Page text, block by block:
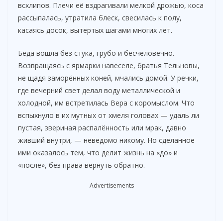
всхлипов. Плечи её вздрагивали мелкой дрожью, коса
рассыпалась, утратила блеск, свесилась к полу,
касаясь досок, вытертых шагами многих лет.
Беда вошла без стука, грубо и бесчеловечно.
Возвращаясь с ярмарки навеселе, братья Тельновы,
не щадя заморённых коней, мчались домой. У речки,
где вечерний свет делал воду металлической и
холодной, им встретилась Вера с коромыслом. Что
вспыхнуло в их мутных от хмеля головах — удаль ли
пустая, звериная распалённость или мрак, давно
живший внутри, — неведомо никому. Но сделанное
ими оказалось тем, что делит жизнь на «до» и
«после», без права вернуть обратно.
Advertisements